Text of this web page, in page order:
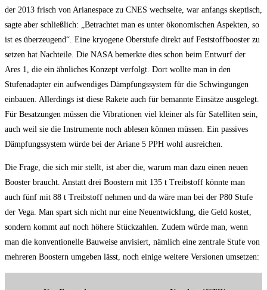
der 2013 frisch von Arianespace zu CNES wechselte, war anfangs skeptisch,
sagte aber schließlich: „Betrachtet man es unter ökonomischen Aspekten, so
ist es überzeugend“. Eine kryogene Oberstufe direkt auf Feststoffbooster zu
setzen hat Nachteile. Die NASA bemerkte dies schon beim Entwurf der
Ares 1, die ein ähnliches Konzept verfolgt. Dort wollte man in den
Stufenadapter ein aufwendiges Dämpfungssystem für die Schwingungen
einbauen. Allerdings ist diese Rakete auch für bemannte Einsätze ausgelegt.
Für Besatzungen müssen die Vibrationen viel kleiner als für Satelliten sein,
auch weil sie die Instrumente noch ablesen können müssen. Ein passives
Dämpfungssystem würde bei der Ariane 5 PPH wohl ausreichen.
Die Frage, die sich mir stellt, ist aber die, warum man dazu einen neuen
Booster braucht. Anstatt drei Boostern mit 135 t Treibstoff könnte man
auch fünf mit 88 t Treibstoff nehmen und da wäre man bei der P80 Stufe
der Vega. Man spart sich nicht nur eine Neuentwicklung, die Geld kostet,
sondern kommt auf noch höhere Stückzahlen. Zudem würde man, wenn
man die konventionelle Bauweise anvisiert, nämlich eine zentrale Stufe von
mehreren Boostern umgeben lässt, noch einige weitere Versionen umsetzen: